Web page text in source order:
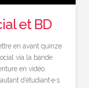
et BD
en avant quinze
via la bande
en vidéo.
d’étudiant·e·s